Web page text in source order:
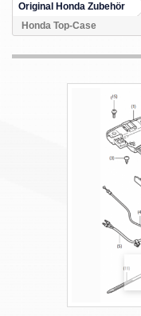
Original Honda Zubehör
Honda Top-Case